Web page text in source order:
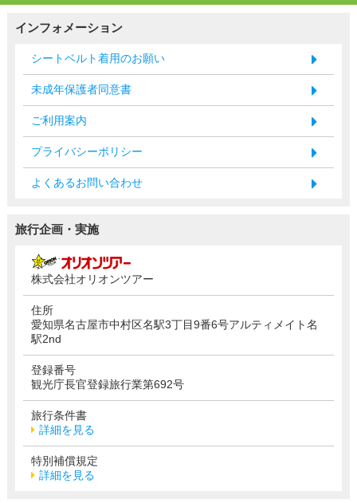
インフォメーション
シートベルト着用のお願い
未成年保護者同意書
ご利用案内
プライバシーポリシー
よくあるお問い合わせ
旅行企画・実施
株式会社オリオンツアー
住所
愛知県名古屋市中村区名駅3丁目9番6号アルティメイト名
駅2nd
登録番号
観光庁長官登録旅行業第692号
旅行条件書
詳細を見る
特別補償規定
詳細を見る